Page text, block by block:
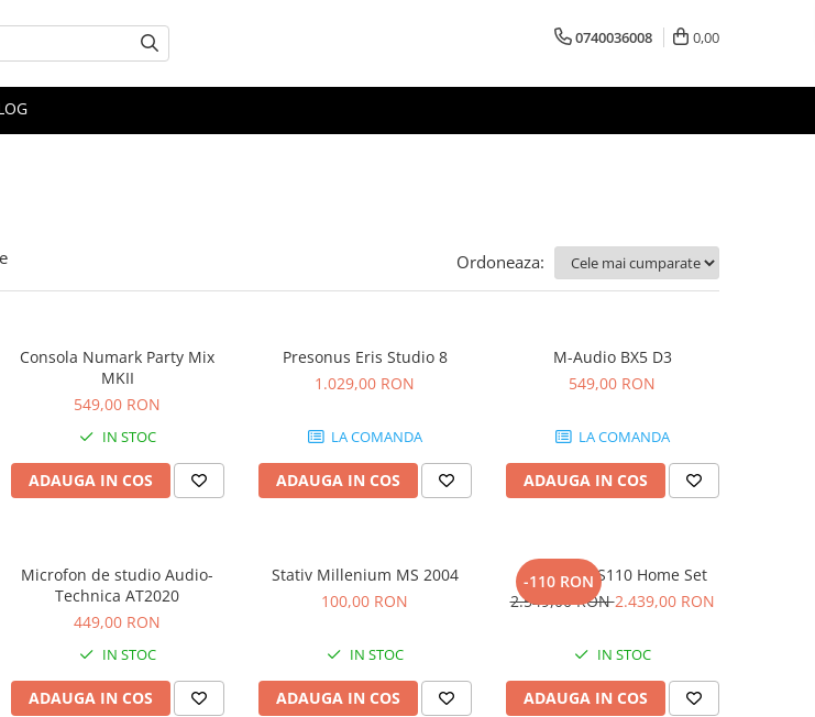
0740036008 0,00
Ordoneaza:
Consola Numark Party Mix
MKII
549,00 RON
IN STOC
ADAUGA IN COS
Presonus Eris Studio 8
1.029,00 RON
LA COMANDA
ADAUGA IN COS
M-Audio BX5 D3
549,00 RON
LA COMANDA
ADAUGA IN COS
Microfon de studio Audio-
Technica AT2020
449,00 RON
IN STOC
ADAUGA IN COS
Stativ Millenium MS 2004
100,00 RON
IN STOC
ADAUGA IN COS
-110 RON
Casio CDP-S110 Home Set
2.549,00 RON2.439,00 RON
IN STOC
ADAUGA IN COS